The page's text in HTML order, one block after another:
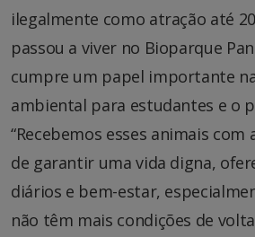
ilegalmente como atração até
passou a viver no Bioparque
cumpre um papel importante
ambiental para estudantes e o
“Recebemos esses animais
de garantir uma vida digna,
diários e bem-estar,
não têm mais condições de